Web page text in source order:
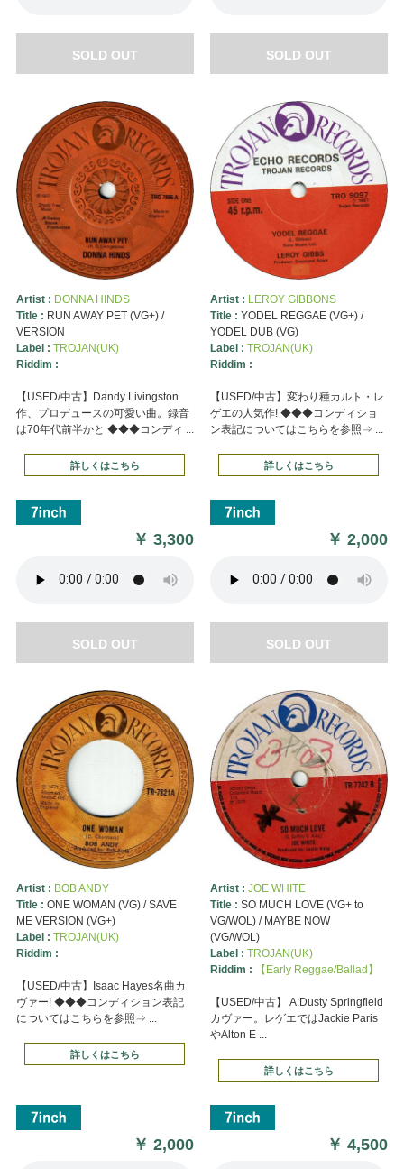
SOLD OUT SOLD OUT
Artist : DONNA HINDS
Title : RUN AWAY PET (VG+) /
VERSION
Label : TROJAN(UK)
Riddim :
【USED/中古】Dandy Livingston
作、プロデュースの可愛い曲。録音
は70年代前半かと ◆◆◆コンディ ...
詳しくはこちら
￥3,300
SOLD OUT
Artist : LEROY GIBBONS
Title : YODEL REGGAE (VG+) /
YODEL DUB (VG)
Label : TROJAN(UK)
Riddim :
【USED/中古】変わり種カルト・レ
ゲエの人気作! ◆◆◆コンディショ
ン表記についてはこちらを参照⇒ ...
詳しくはこちら
￥2,000
SOLD OUT
Artist : BOB ANDY
Title : ONE WOMAN (VG) / SAVE
ME VERSION (VG+)
Label : TROJAN(UK)
Riddim :
【USED/中古】Isaac Hayes名曲カ
ヴァー! ◆◆◆コンディション表記
についてはこちらを参照⇒ ...
詳しくはこちら
￥2,000
Artist : JOE WHITE
Title : SO MUCH LOVE (VG+ to
VG/WOL) / MAYBE NOW
(VG/WOL)
Label : TROJAN(UK)
Riddim :
【Early Reggae/Ballad】
【USED/中古】 A:Dusty Springfield
カヴァー。レゲエではJackie Paris
やAlton E ...
詳しくはこちら
￥4,500